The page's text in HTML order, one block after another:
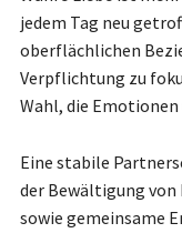
jedem Tag neu
oberflächlichen
Verpflichtung zu
Wahl, die
Eine stabile
der Bewältigung
sowie gemeinsame